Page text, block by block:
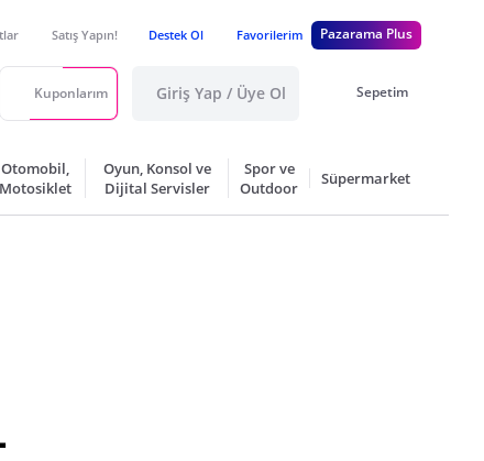
Satış Yapın! Destek Ol Favorilerim Pazarama Plus
Kuponlarım Giriş Yap / Üye Ol Sepetim
Otomobil,
Motosiklet
Oyun, Konsol ve
Dijital Servisler
Spor ve
Outdoor
Süpermarket